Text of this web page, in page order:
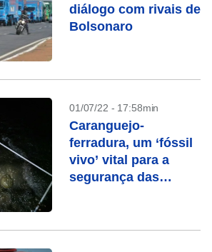
diálogo com rivais de
Bolsonaro
01/07/22 - 17:58min
Caranguejo-
ferradura, um ‘fóssil
vivo’ vital para a
segurança das